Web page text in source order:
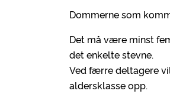
Dommerne som
Det må være minst
det enkelte stevne.
Ved færre deltagere
aldersklasse opp.